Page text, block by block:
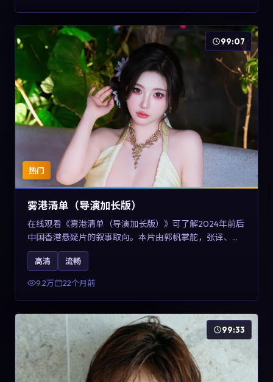
热门
99:07
雾港清单（导演加长版）
在线观看《雾港清单（导演加长版）》可了解2024年前后
中国香港悬疑片的叙事取向。本片由郭帆掌舵，张译、王
景春与咏梅主演，情节通过音乐与声音设计强化情绪张
力，兼具娱乐性与讨论空间，适合作为片单补充与类型对
比参考。
高清 流畅
9.2万 22个月前
99:33